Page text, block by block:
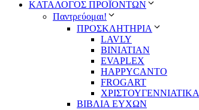
ΚΑΤΑΛΟΓΟΣ ΠΡΟΪΟΝΤΩΝ
Παντρεύομαι!
ΠΡΟΣΚΛΗΤΗΡΙΑ
LAVLY
BINIATIAN
EVAPLEX
HAPPYCANTO
FROGART
ΧΡΙΣΤΟΥΓΕΝΝΙΑΤΙΚΑ
ΒΙΒΛΙΑ ΕΥΧΩΝ